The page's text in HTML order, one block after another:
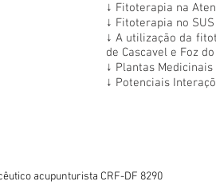
↓ Fitoterapia na
↓ Fitoterapia no
↓A utilização da
de Cascavel e Foz
↓ Plantas
↓ Potenciais
acupunturista CRF-DF 8290